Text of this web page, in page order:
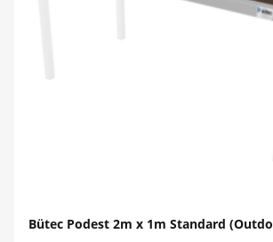
Bütec Podest 2m x 1m Standard